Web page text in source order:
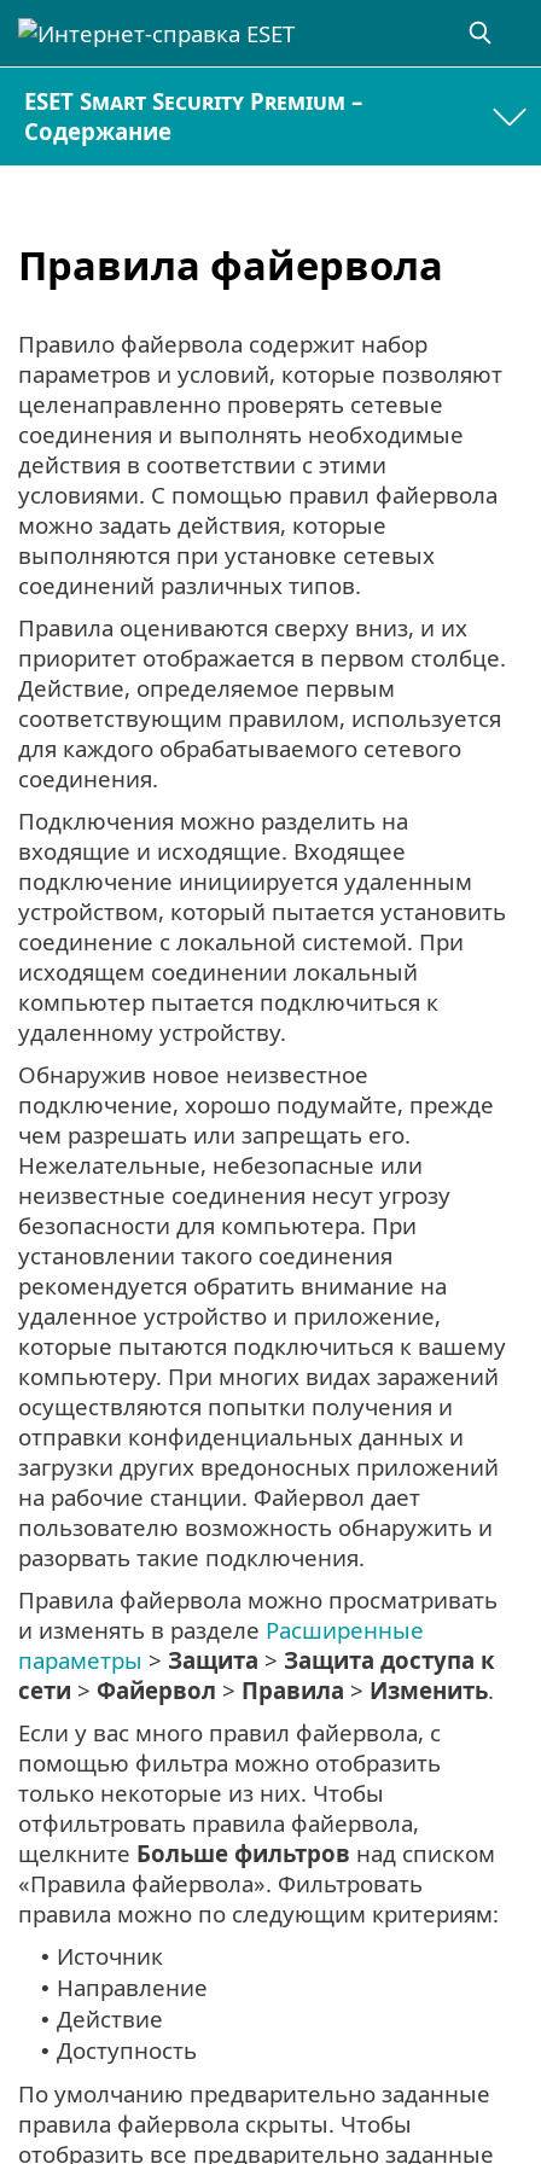
ESET Smart Security Premium –
Содержание
Правила файервола
Правило файервола содержит набор
параметров и условий, которые позволяют
целенаправленно проверять сетевые
соединения и выполнять необходимые
действия в соответствии с этими
условиями. С помощью правил файервола
можно задать действия, которые
выполняются при установке сетевых
соединений различных типов.
Правила оцениваются сверху вниз, и их
приоритет отображается в первом столбце.
Действие, определяемое первым
соответствующим правилом, используется
для каждого обрабатываемого сетевого
соединения.
Подключения можно разделить на
входящие и исходящие. Входящее
подключение инициируется удаленным
устройством, который пытается установить
соединение с локальной системой. При
исходящем соединении локальный
компьютер пытается подключиться к
удаленному устройству.
Обнаружив новое неизвестное
подключение, хорошо подумайте, прежде
чем разрешать или запрещать его.
Нежелательные, небезопасные или
неизвестные соединения несут угрозу
безопасности для компьютера. При
установлении такого соединения
рекомендуется обратить внимание на
удаленное устройство и приложение,
которые пытаются подключиться к вашему
компьютеру. При многих видах заражений
осуществляются попытки получения и
отправки конфиденциальных данных и
загрузки других вредоносных приложений
на рабочие станции. Файервол дает
пользователю возможность обнаружить и
разорвать такие подключения.
Правила файервола можно просматривать
и изменять в разделе Расширенные
параметры > Защита > Защита доступа к
сети > Файервол > Правила > Изменить.
Если у вас много правил файервола, с
помощью фильтра можно отобразить
только некоторые из них. Чтобы
отфильтровать правила файервола,
щелкните Больше фильтров над списком
«Правила файервола». Фильтровать
правила можно по следующим критериям:
• Источник
• Направление
• Действие
• Доступность
По умолчанию предварительно заданные
правила файервола скрыты. Чтобы
отобразить все предварительно заданные